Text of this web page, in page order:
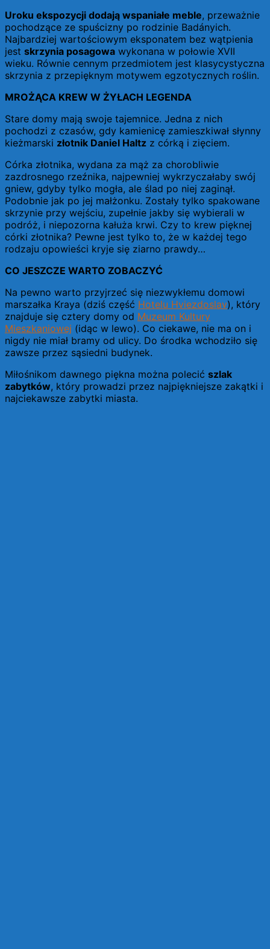
Uroku ekspozycji dodają wspaniałe meble, przeważnie
pochodzące ze spuścizny po rodzinie Badányich.
Najbardziej wartościowym eksponatem bez wątpienia
jest skrzynia posagowa wykonana w połowie XVII
wieku. Równie cennym przedmiotem jest klasycystyczna
skrzynia z przepięknym motywem egzotycznych roślin.
MROŻĄCA KREW W ŻYŁACH LEGENDA
Stare domy mają swoje tajemnice. Jedna z nich
pochodzi z czasów, gdy kamienicę zamieszkiwał słynny
kieżmarski złotnik Daniel Haltz z córką i zięciem.
Córka złotnika, wydana za mąż za chorobliwie
zazdrosnego rzeźnika, najpewniej wykrzyczałaby swój
gniew, gdyby tylko mogła, ale ślad po niej zaginął.
Podobnie jak po jej małżonku. Zostały tylko spakowane
skrzynie przy wejściu, zupełnie jakby się wybierali w
podróż, i niepozorna kałuża krwi. Czy to krew pięknej
córki złotnika? Pewne jest tylko to, że w każdej tego
rodzaju opowieści kryje się ziarno prawdy…
CO JESZCZE WARTO ZOBACZYĆ
Na pewno warto przyjrzeć się niezwykłemu domowi
marszałka Kraya (dziś część Hotelu Hviezdoslav), który
znajduje się cztery domy od Muzeum Kultury
Mieszkaniowej (idąc w lewo). Co ciekawe, nie ma on i
nigdy nie miał bramy od ulicy. Do środka wchodziło się
zawsze przez sąsiedni budynek.
Miłośnikom dawnego piękna można polecić szlak
zabytków, który prowadzi przez najpiękniejsze zakątki i
najciekawsze zabytki miasta.